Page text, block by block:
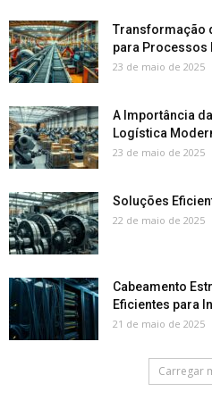
Transformação
para Processos
23 de maio de 2025
A Importância
Logística
23 de maio de 2025
Soluções
22 de maio de 2025
Cabeamento
Eficientes para
21 de maio de 2025
Carregar